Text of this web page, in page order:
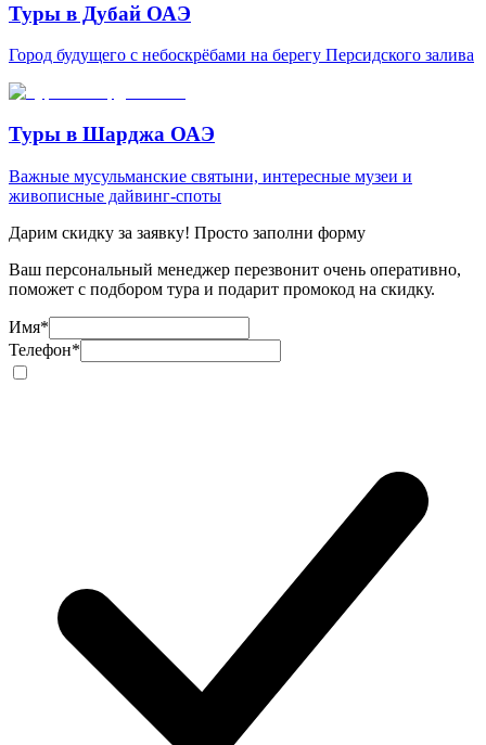
Туры в Дубай ОАЭ
Город будущего с небоскрёбами на берегу Персидского залива
Туры в Шарджа ОАЭ
Важные мусульманские святыни, интересные музеи и
живописные дайвинг-споты
Дарим скидку за заявку! Просто заполни форму
Ваш персональный менеджер перезвонит очень оперативно,
поможет с подбором тура и подарит промокод на скидку.
Имя*
Телефон*